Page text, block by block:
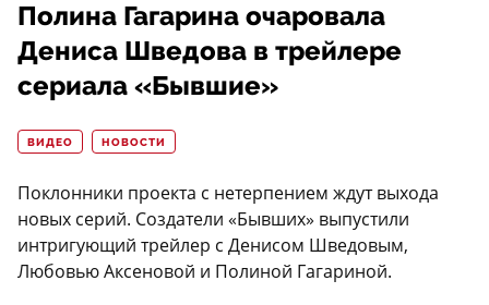
Полина Гагарина очаровала
Дениса Шведова в трейлере
сериала «Бывшие»
ВИДЕО НОВОСТИ
Поклонники проекта с нетерпением ждут выхода
новых серий. Создатели «Бывших» выпустили
интригующий трейлер с Денисом Шведовым,
Любовью Аксеновой и Полиной Гагариной.